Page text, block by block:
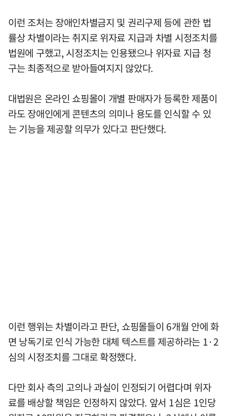
이런 조처는 장애인차별금지 및 권리구제 등에 관한 법
률상 차별이라는 취지로 위자료 지급과 차별 시정조치를
법원에 구했고, 시정조치는 인용됐으나 위자료 지급 청
구는 최종적으로 받아들여지지 않았다.
대법원은 온라인 쇼핑몰이 개별 판매자가 등록한 제품이
라도 장애인에게 콘텐츠의 의미나 용도를 인식할 수 있
는 기능을 제공할 의무가 있다고 판단했다.
이런 행위는 차별이라고 판단, 쇼핑몰들이 6개월 안에 화
면 낭독기로 인식 가능한 대체 텍스트를 제공하라는 1·2
심의 시정조치를 그대로 확정했다.
다만 회사 측의 고의나 과실이 인정되기 어렵다며 위자
료를 배상할 책임은 인정하지 않았다. 앞서 1심은 1인당